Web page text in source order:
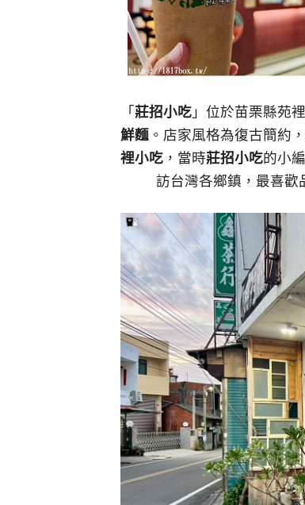
「 莊招小吃 」位於苗栗縣苑
鮮麵 。店家風格為復古簡約
裡小吃 ，當時莊招小吃的小
訪台灣各鄉鎮，最喜歡